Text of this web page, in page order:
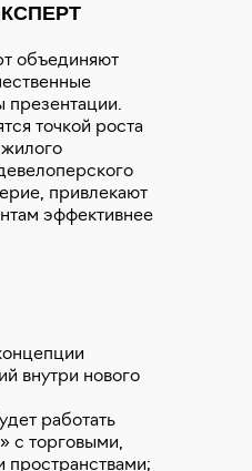
объединяют
презентации.
точкой роста
жилого
привлекают
эффективнее
внутри нового
работать
с торговыми,